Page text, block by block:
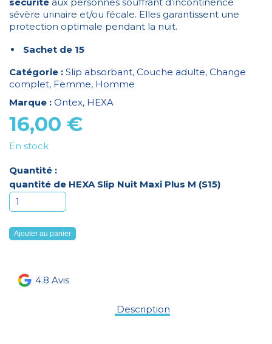
sévère urinaire et/ou fécale. Elles garantissent une
protection optimale pendant la nuit.
Sachet de 15
Catégorie : Slip absorbant, Couche adulte, Change
complet, Femme, Homme
Marque : Ontex, HEXA
16,00 €
En stock
Quantité :
quantité de HEXA Slip Nuit Maxi Plus M (S15)
Ajouter au panier
4.8 Avis
Description